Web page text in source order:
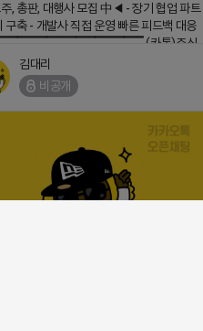
, 총판, 대행사 모집 中◀ - 장기 협업 파트
구축 - 개발사 직접 운영 빠른 피드백 대응
(카톡)주식
풀림 https://더풀림상담.enn.kr https://
상담.enn.kr
댓글:20개
김대리
비공개